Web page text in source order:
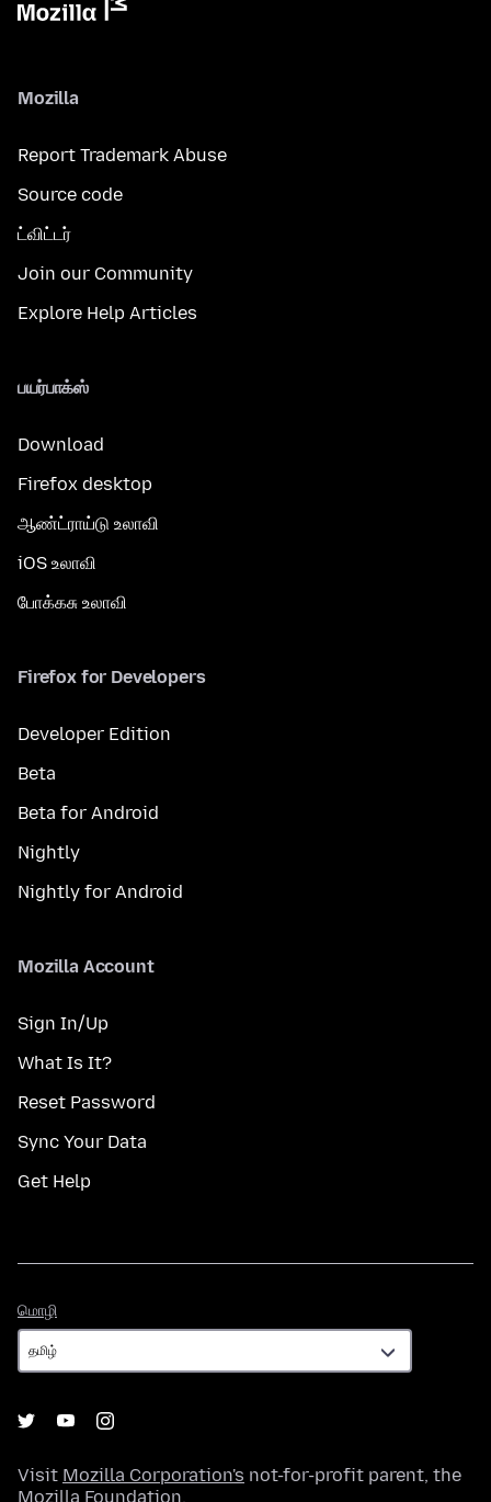
Mozilla
Report Trademark Abuse
Source code
ட்விட்டர்
Join our Community
Explore Help Articles
பயர்பாக்ஸ்
Download
Firefox desktop
ஆண்ட்ராய்டு உலாவி
iOS உலாவி
போக்கசு உலாவி
Firefox for Developers
Developer Edition
Beta
Beta for Android
Nightly
Nightly for Android
Mozilla Account
Sign In/Up
What Is It?
Reset Password
Sync Your Data
Get Help
மொழி
Visit Mozilla Corporation's not-for-profit parent, the
Mozilla Foundation.